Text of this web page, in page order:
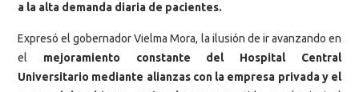
a la alta demanda diaria de pacientes.
Expresó el gobernador Vielma Mora, la ilusión de ir avanzando en
el mejoramiento constante del Hospital Central
Universitario mediante alianzas con la empresa privada y el